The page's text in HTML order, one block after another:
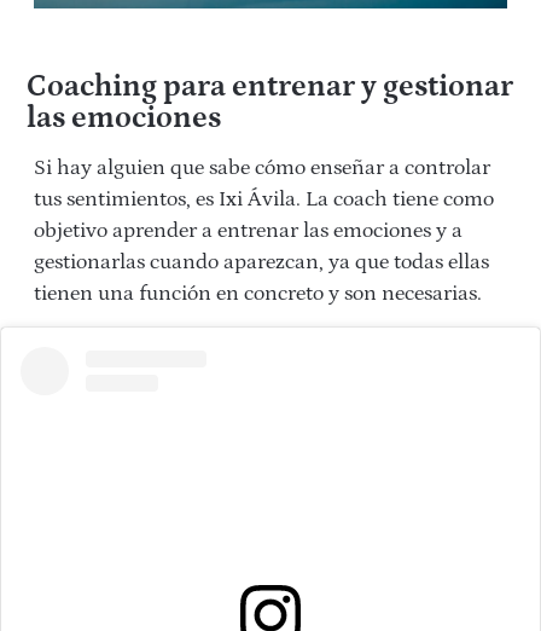
Coaching para entrenar y gestionar
las emociones
Si hay alguien que sabe cómo enseñar a controlar
tus sentimientos, es Ixi Ávila. La coach tiene como
objetivo aprender a entrenar las emociones y a
gestionarlas cuando aparezcan, ya que todas ellas
tienen una función en concreto y son necesarias.